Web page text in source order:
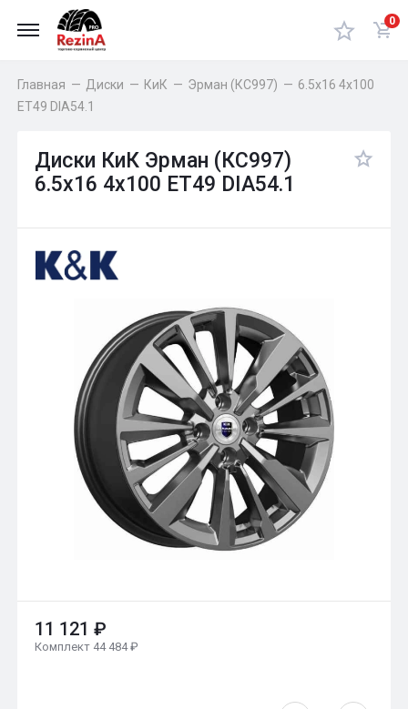
0
Главная — Диски — КиК — Эрман (КС997) — 6.5x16 4x100
ET49 DIA54.1
Диски КиК Эрман (КС997)
6.5x16 4x100 ET49 DIA54.1
11 121 ₽
Комплект 44 484 ₽